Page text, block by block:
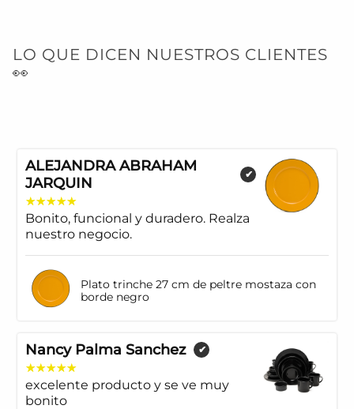
LO QUE DICEN NUESTROS CLIENTES
👀
ALEJANDRA ABRAHAM
JARQUIN
✔
Bonito, funcional y duradero. Realza
nuestro negocio.
Plato trinche 27 cm de peltre mostaza con
borde negro
Nancy Palma Sanchez ✔
excelente producto y se ve muy
bonito